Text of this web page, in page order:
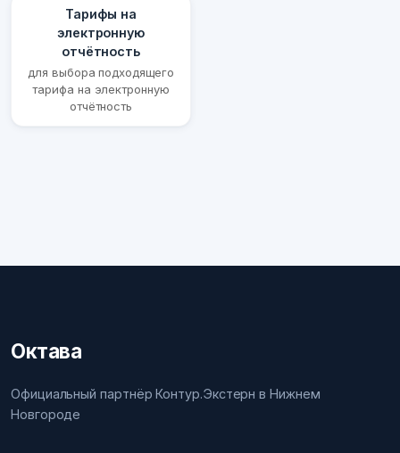
Тарифы на
электронную
отчётность
для выбора подходящего
тарифа на электронную
отчётность
Октава
Официальный партнёр Контур.Экстерн в Нижнем
Новгороде